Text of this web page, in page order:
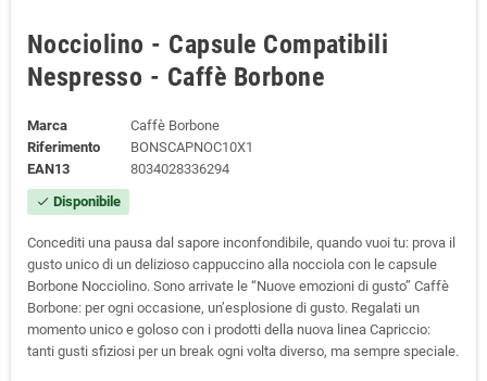
Nocciolino - Capsule Compatibili
Nespresso - Caffè Borbone
Marca
Caffè Borbone
Riferimento
BONSCAPNOC10X1
EAN13
8034028336294
check Disponibile
Concediti una pausa dal sapore inconfondibile, quando vuoi tu: prova il
gusto unico di un delizioso cappuccino alla nocciola con le capsule
Borbone Nocciolino. Sono arrivate le “Nuove emozioni di gusto” Caffè
Borbone: per ogni occasione, un’esplosione di gusto. Regalati un
momento unico e goloso con i prodotti della nuova linea Capriccio:
tanti gusti sfiziosi per un break ogni volta diverso, ma sempre speciale.